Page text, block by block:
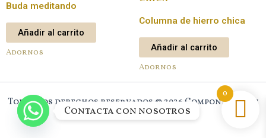
Buda meditando
Añadir al carrito
Adornos
Columna de hierro chica
Añadir al carrito
Adornos
Todos los derechos reservados © 2026 Component New
House
0
Contacta con nosotros